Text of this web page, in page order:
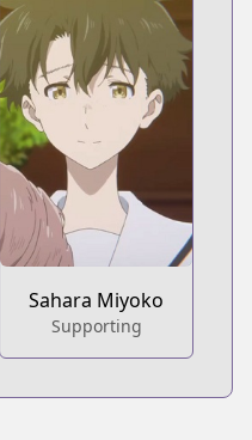
Sahara Miyoko
Supporting